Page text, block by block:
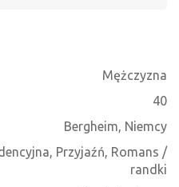
Mężczyzna
40
Bergheim, Niemcy
Przyjaźń, Romans /
randki